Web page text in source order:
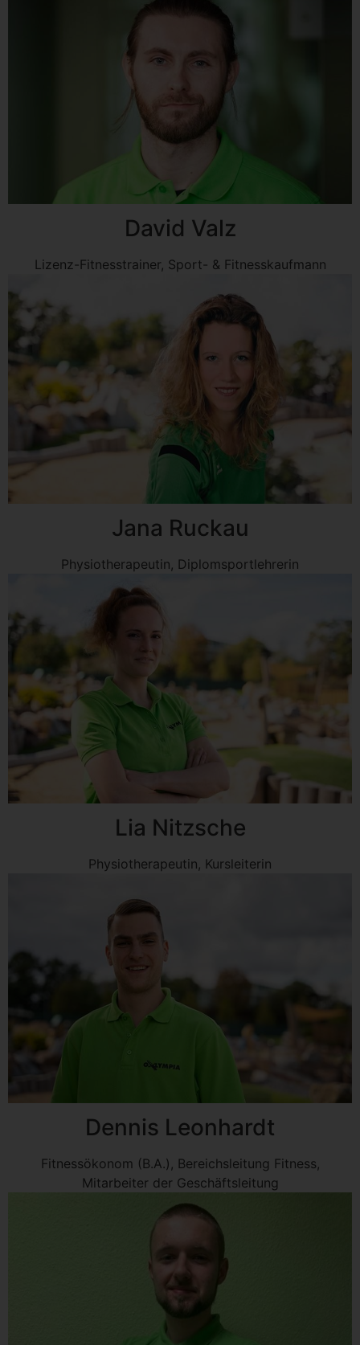
David Valz
Lizenz-Fitnesstrainer, Sport- & Fitnesskaufmann
Jana Ruckau
Physiotherapeutin, Diplomsportlehrerin
Lia Nitzsche
Physiotherapeutin, Kursleiterin
Dennis Leonhardt
Fitnessökonom (B.A.), Bereichsleitung Fitness,
Mitarbeiter der Geschäftsleitung